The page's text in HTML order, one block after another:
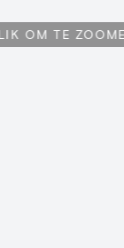
OM TE